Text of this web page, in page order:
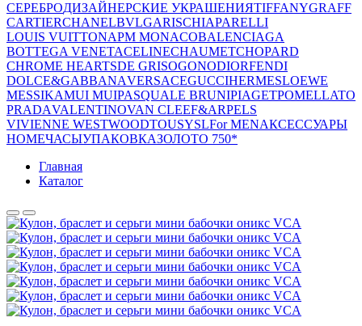
СЕРЕБРОДИЗАЙНЕРСКИЕ УКРАШЕНИЯTIFFANYGRAFF
CARTIERCHANELBVLGARISCHIAPARELLI
LOUIS VUITTONAPM MONACOBALENCIAGA
BOTTEGA VENETACELINECHAUMETCHOPARD
CHROME HEARTSDE GRISOGONODIORFENDI
DOLCE&GABBANAVERSACEGUCCIHERMESLOEWE
MESSIKAMUI MUIPASQUALE BRUNIPIAGETPOMELLATO
PRADAVALENTINOVAN CLEEF&ARPELS
VIVIENNE WESTWOODTOUSYSLFor MENАКСЕССУАРЫ
HOMEЧАСЫУПАКОВКАЗОЛОТО 750*
Главная
Каталог